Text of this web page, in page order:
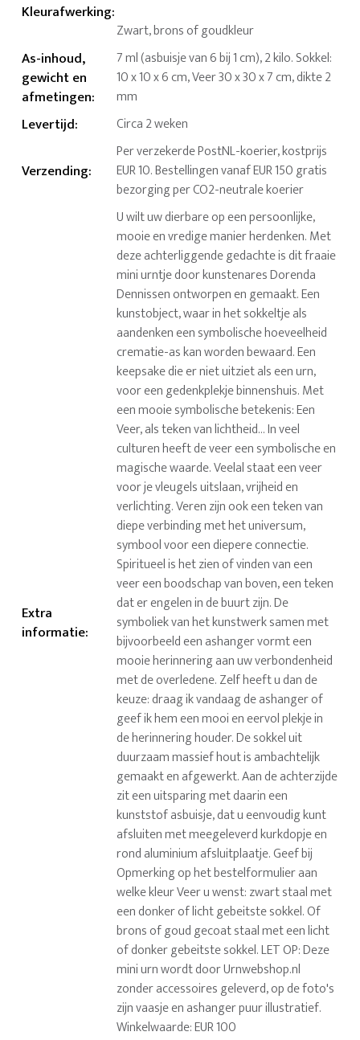
Kleurafwerking:
Zwart, brons of goudkleur
As-inhoud,
gewicht en
afmetingen:
7 ml (asbuisje van 6 bij 1 cm), 2 kilo. Sokkel:
10 x 10 x 6 cm, Veer 30 x 30 x 7 cm, dikte 2
mm
Levertijd: Circa 2 weken
Verzending:
Per verzekerde PostNL-koerier, kostprijs
EUR 10. Bestellingen vanaf EUR 150 gratis
bezorging per CO2-neutrale koerier
Extra
informatie:
U wilt uw dierbare op een persoonlijke,
mooie en vredige manier herdenken. Met
deze achterliggende gedachte is dit fraaie
mini urntje door kunstenares Dorenda
Dennissen ontworpen en gemaakt. Een
kunstobject, waar in het sokkeltje als
aandenken een symbolische hoeveelheid
crematie-as kan worden bewaard. Een
keepsake die er niet uitziet als een urn,
voor een gedenkplekje binnenshuis. Met
een mooie symbolische betekenis: Een
Veer, als teken van lichtheid... In veel
culturen heeft de veer een symbolische en
magische waarde. Veelal staat een veer
voor je vleugels uitslaan, vrijheid en
verlichting. Veren zijn ook een teken van
diepe verbinding met het universum,
symbool voor een diepere connectie.
Spiritueel is het zien of vinden van een
veer een boodschap van boven, een teken
dat er engelen in de buurt zijn. De
symboliek van het kunstwerk samen met
bijvoorbeeld een ashanger vormt een
mooie herinnering aan uw verbondenheid
met de overledene. Zelf heeft u dan de
keuze: draag ik vandaag de ashanger of
geef ik hem een mooi en eervol plekje in
de herinnering houder. De sokkel uit
duurzaam massief hout is ambachtelijk
gemaakt en afgewerkt. Aan de achterzijde
zit een uitsparing met daarin een
kunststof asbuisje, dat u eenvoudig kunt
afsluiten met meegeleverd kurkdopje en
rond aluminium afsluitplaatje. Geef bij
Opmerking op het bestelformulier aan
welke kleur Veer u wenst: zwart staal met
een donker of licht gebeitste sokkel. Of
brons of goud gecoat staal met een licht
of donker gebeitste sokkel. LET OP: Deze
mini urn wordt door Urnwebshop.nl
zonder accessoires geleverd, op de foto's
zijn vaasje en ashanger puur illustratief.
Winkelwaarde: EUR 100